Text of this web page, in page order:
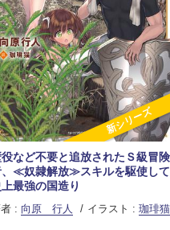
新シリーズ
など不要と追放されたＳ級冒険
、≪奴隷解放≫スキルを駆使して
最強の国造り
: 向原 行人 イラスト : 珈琲猫